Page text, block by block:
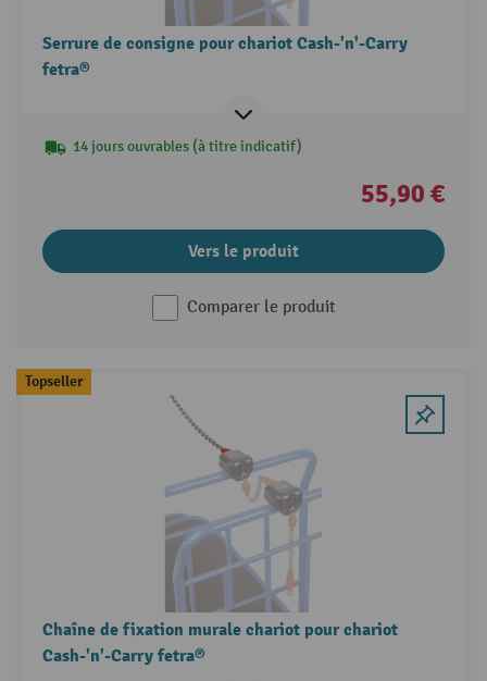
Serrure de consigne pour chariot Cash-'n'-Carry
fetra®
14 jours ouvrables (à titre indicatif)
55,90 €
Vers le produit
Comparer le produit
Topseller
Chaîne de fixation murale chariot pour chariot
Cash-'n'-Carry fetra®